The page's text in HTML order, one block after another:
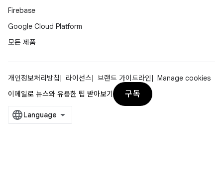
Firebase
Google Cloud Platform
모든 제품
개인정보처리방침 라이선스 브랜드 가이드라인
Manage cookies
이메일로 뉴스와 유용한 팁 받아보기
구독